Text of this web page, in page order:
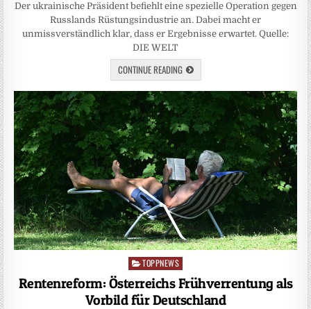
Der ukrainische Präsident befiehlt eine spezielle Operation gegen
Russlands Rüstungsindustrie an. Dabei macht er
unmissverständlich klar, dass er Ergebnisse erwartet. Quelle:
DIE WELT
CONTINUE READING
Posted
TOPPNEWS
Rentenreform: Österreichs Frühverrentung als
Vorbild für Deutschland